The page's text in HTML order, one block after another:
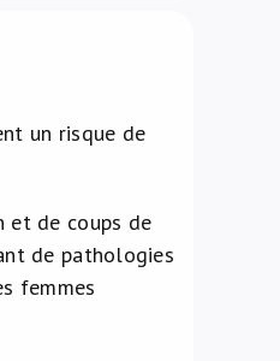
un risque de
et de coups de
de pathologies
femmes